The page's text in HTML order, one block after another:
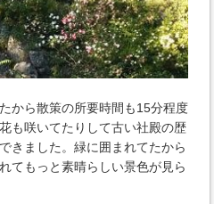
から散策の所要時間も15分程度
も咲いてたりして古い社殿の歴
きました。緑に囲まれてたから
てもっと素晴らしい景色が見ら